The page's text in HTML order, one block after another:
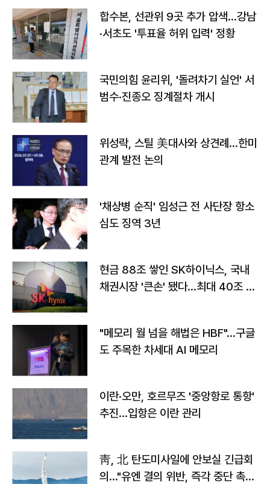
합수본, 선관위 9곳 추가 압색…강남
·서초도 '투표율 허위 입력' 정황
국민의힘 윤리위, '돌려차기 실언' 서
범수·진종오 징계절차 개시
위성락, 스틸 美대사와 상견례…한미
관계 발전 논의
'채상병 순직' 임성근 전 사단장 항소
심도 징역 3년
현금 88조 쌓인 SK하이닉스, 국내
채권시장 '큰손' 됐다…최대 40조 투
"메모리 월 넘을 해법은 HBF"…구글
도 주목한 차세대 AI 메모리
이란·오만, 호르무즈 '중앙항로 통항'
추진…입항은 이란 관리
靑, 北 탄도미사일에 안보실 긴급회
의…"유엔 결의 위반, 즉각 중단 촉